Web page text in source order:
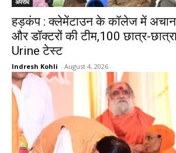
अपराध
हड़कंप : क्लेमेंटाउन के कॉलेज में
और डॉक्टरों की टीम,100 छात्र-
Urine टेस्ट
Indresh Kohli - August 4, 2026